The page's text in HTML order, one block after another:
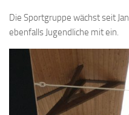
Die Sportgruppe wächst seit
ebenfalls Jugendliche mit ein.